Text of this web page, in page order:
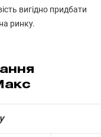
вигідно придбати
ринку.